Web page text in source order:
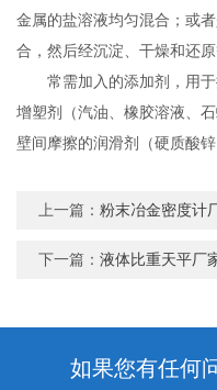
金属的盐溶液均匀混合；或
合，然后经沉淀、干燥和还
常需加入的添加剂，用于
增塑剂（汽油、橡胶溶液、
壁间摩擦的润滑剂（硬质酸锌
上一篇：粉末冶金密度计
下一篇：液体比重天平厂
如果您有任何